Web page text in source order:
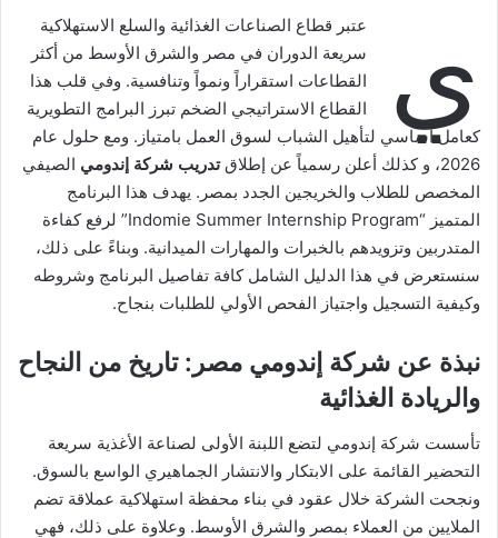
ي
عتبر قطاع الصناعات الغذائية والسلع الاستهلاكية
سريعة الدوران في مصر والشرق الأوسط من أكثر
القطاعات استقراراً ونمواً وتنافسية. وفي قلب هذا
القطاع الاستراتيجي الضخم تبرز البرامج التطويرية
كعامل أساسي لتأهيل الشباب لسوق العمل بامتياز. ومع حلول عام
2026، و كذلك أعلن رسمياً عن إطلاق
تدريب شركة إندومي الصيفي
المخصص للطلاب والخريجين الجدد بمصر. يهدف هذا البرنامج
المتميز “Indomie Summer Internship Program” لرفع كفاءة
المتدربين وتزويدهم بالخبرات والمهارات الميدانية. وبناءً على ذلك،
سنستعرض في هذا الدليل الشامل كافة تفاصيل البرنامج وشروطه
وكيفية التسجيل واجتياز الفحص الأولي للطلبات بنجاح.
نبذة عن شركة إندومي مصر: تاريخ من النجاح
والريادة الغذائية
تأسست شركة إندومي لتضع اللبنة الأولى لصناعة الأغذية سريعة
التحضير القائمة على الابتكار والانتشار الجماهيري الواسع بالسوق.
ونجحت الشركة خلال عقود في بناء محفظة استهلاكية عملاقة تضم
الملايين من العملاء بمصر والشرق الأوسط. وعلاوة على ذلك، فهي